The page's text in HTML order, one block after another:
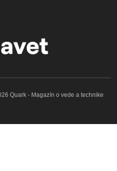
Quark - Magazín o vede a technike